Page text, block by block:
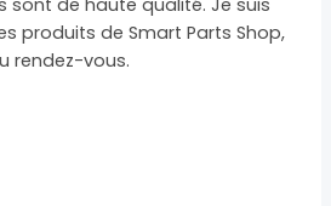
produits de Smart Parts Shop,
rendez-vous.